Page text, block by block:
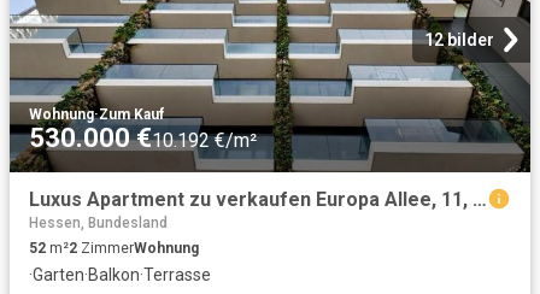
12 bilder
Wohnung·Zum Kauf
530.000 €10.192 €/m²
Luxus Apartment zu verkaufen Europa Allee, 11, Frankfurt am Main, Regierungsbezirk Darmstadt, Hessen
Hessen, Bundesland
52 m²2 ZimmerWohnung
·Garten·Balkon·Terrasse